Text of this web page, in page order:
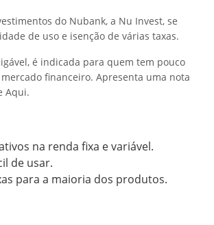
do Nubank, a Nu Invest, se
de uso e isenção de várias taxas.
é indicada para quem tem pouco
financeiro. Apresenta uma nota
Aqui.
na renda fixa e variável.
de usar.
para a maioria dos produtos.